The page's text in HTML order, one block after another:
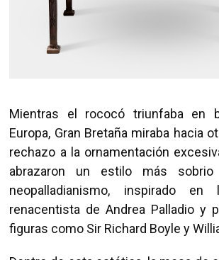
Mientras el rococó triunfaba en
Europa, Gran Bretaña miraba hacia
rechazo a la ornamentación
abrazaron un estilo más
neopalladianismo, inspirado en
renacentista de Andrea Palladio y
figuras como Sir Richard Boyle y